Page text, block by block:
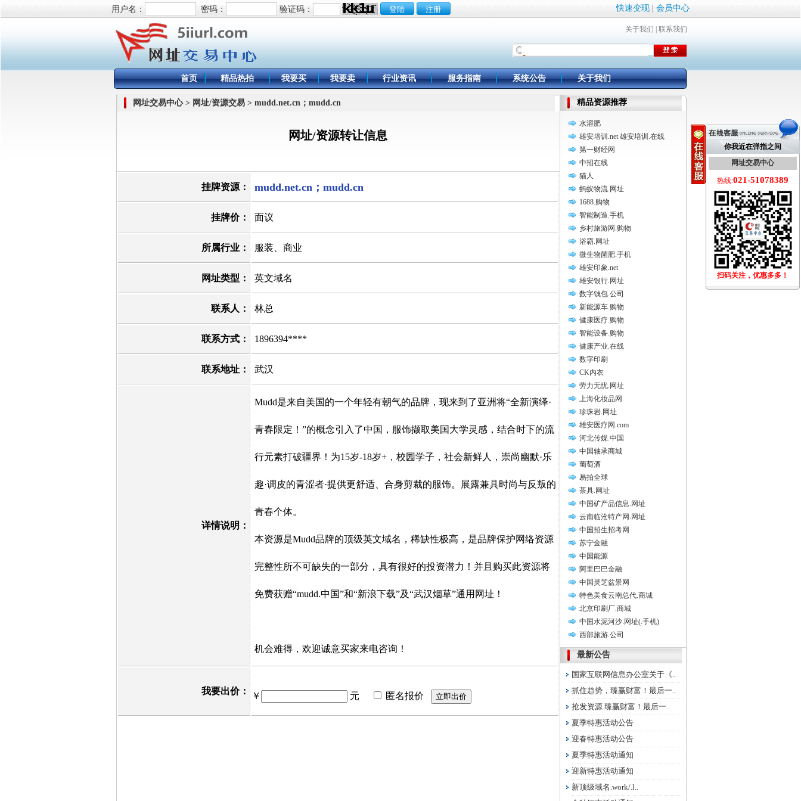
快速变现| 会员中心
用户名： 密码： 验证码：
你我近在弹指之间
网址交易中心
热线:021-51078389
扫码关注，优惠多多！
关于我们 联系我们
首页 精品热拍 我要买 我要卖 行业资讯 服务指南 系统公告 关于我们
网址交易中心 > 网址/资源交易 > mudd.net.cn；mudd.cn
网址/资源转让信息
挂牌资源： mudd.net.cn；mudd.cn
挂牌价： 面议
所属行业： 服装、商业
网址类型： 英文域名
联系人： 林总
联系方式： 1896394****
联系地址： 武汉
详情说明：
Mudd是来自美国的一个年轻有朝气的品牌，现来到了亚洲将“全新演绎·
青春限定！”的概念引入了中国，服饰撷取美国大学灵感，结合时下的流
行元素打破疆界！为15岁-18岁+，校园学子，社会新鲜人，崇尚幽默·乐
趣·调皮的青涩者·提供更舒适、合身剪裁的服饰。展露兼具时尚与反叛的
青春个体。
本资源是Mudd品牌的顶级英文域名，稀缺性极高，是品牌保护网络资源
完整性所不可缺失的一部分，具有很好的投资潜力！并且购买此资源将
免费获赠“mudd.中国”和“新浪下载”及“武汉烟草”通用网址！
机会难得，欢迎诚意买家来电咨询！
我要出价： ￥ 元 匿名报价
精品资源推荐
水溶肥
雄安培训.net 雄安培训.在线
第一财经网
中招在线
猫人
蚂蚁物流.网址
1688.购物
智能制造.手机
乡村旅游网.购物
浴霸.网址
微生物菌肥.手机
雄安印象.net
雄安银行.网址
数字钱包.公司
新能源车.购物
健康医疗.购物
智能设备.购物
健康产业.在线
数字印刷
CK内衣
劳力无忧.网址
上海化妆品网
珍珠岩.网址
雄安医疗网.com
河北传媒.中国
中国轴承商城
葡萄酒
易拍全球
茶具.网址
中国矿产品信息.网址
云南临沧特产网.网址
中国招生招考网
苏宁金融
中国能源
阿里巴巴金融
中国灵芝盆景网
特色美食云南总代.商城
北京印刷厂.商城
中国水泥河沙.网址(.手机)
西部旅游.公司
最新公告
国家互联网信息办公室关于《..
抓住趋势，臻赢财富！最后一..
抢发资源 臻赢财富！最后一..
夏季特惠活动公告
迎春特惠活动公告
夏季特惠活动通知
迎新特惠活动通知
新顶级域名.work/.l..